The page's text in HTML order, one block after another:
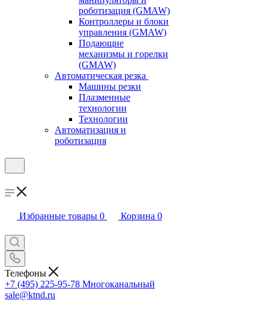
роботизация (GMAW)
Контроллеры и блоки
управления (GMAW)
Подающие
механизмы и горелки
(GMAW)
Автоматическая резка
Машины резки
Плазменные
технологии
Технологии
Автоматизация и
роботизация
Избранные товары 0 Корзина 0
Телефоны
+7 (495) 225-95-78 Многоканальный
sale@ktnd.ru